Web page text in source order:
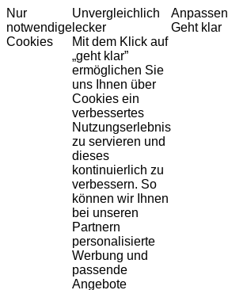
Nur
notwendige
Cookies
Unvergleichlich
lecker
Mit dem Klick auf
„geht klar”
ermöglichen Sie
uns Ihnen über
Cookies ein
verbessertes
Nutzungserlebnis
zu servieren und
dieses
kontinuierlich zu
verbessern. So
können wir Ihnen
bei unseren
Partnern
personalisierte
Werbung und
passende
Angebote
Anpassen
Geht klar